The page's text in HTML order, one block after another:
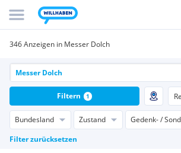
346 Anzeigen in Messer Dolch
Bundesland Zustand Gedenk- /
Filter zurücksetzen
Filtern 1